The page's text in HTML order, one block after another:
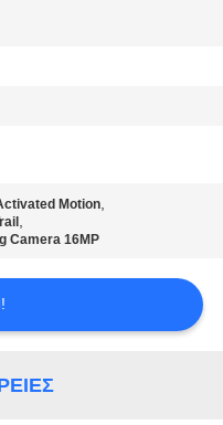
Motion,
,
Camera 16MP